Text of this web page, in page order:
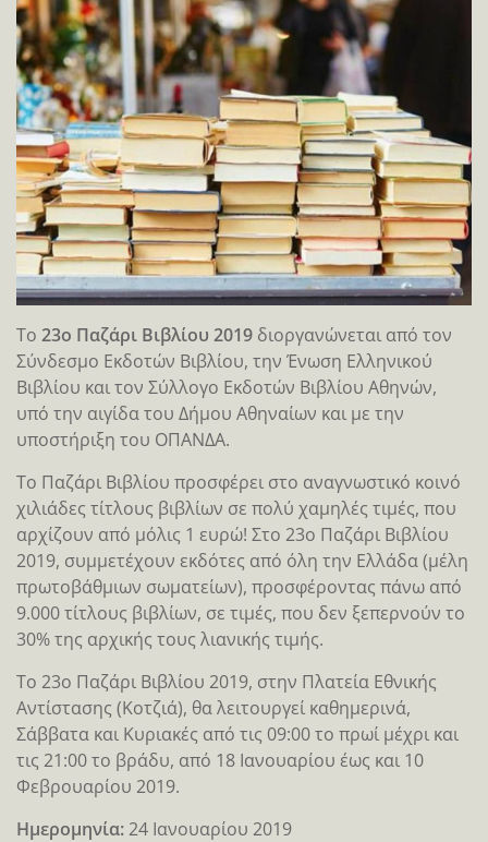
Το 23ο Παζάρι Βιβλίου 2019 διοργανώνεται από τον
Σύνδεσμο Εκδοτών Βιβλίου, την Ένωση Ελληνικού
Βιβλίου και τον Σύλλογο Εκδοτών Βιβλίου Αθηνών,
υπό την αιγίδα του Δήμου Αθηναίων και με την
υποστήριξη του ΟΠΑΝΔΑ.
Το Παζάρι Βιβλίου προσφέρει στο αναγνωστικό κοινό
χιλιάδες τίτλους βιβλίων σε πολύ χαμηλές τιμές, που
αρχίζουν από μόλις 1 ευρώ! Στο 23ο Παζάρι Βιβλίου
2019, συμμετέχουν εκδότες από όλη την Ελλάδα (μέλη
πρωτοβάθμιων σωματείων), προσφέροντας πάνω από
9.000 τίτλους βιβλίων, σε τιμές, που δεν ξεπερνούν το
30% της αρχικής τους λιανικής τιμής.
Το 23ο Παζάρι Βιβλίου 2019, στην Πλατεία Εθνικής
Αντίστασης (Κοτζιά), θα λειτουργεί καθημερινά,
Σάββατα και Κυριακές από τις 09:00 το πρωί μέχρι και
τις 21:00 το βράδυ, από 18 Ιανουαρίου έως και 10
Φεβρουαρίου 2019.
Ημερομηνία:24 Ιανουαρίου 2019